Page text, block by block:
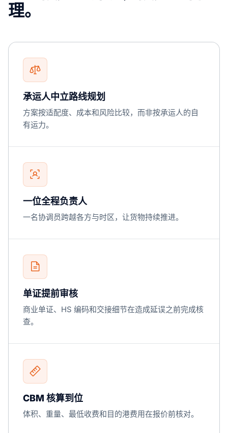
理。
承运人中立路线规划
方案按适配度、成本和风险比较，而非按承运人的自
有运力。
一位全程负责人
一名协调员跨越各方与时区，让货物持续推进。
单证提前审核
商业单证、HS 编码和交接细节在造成延误之前完成核
查。
CBM 核算到位
体积、重量、最低收费和目的港费用在报价前核对。